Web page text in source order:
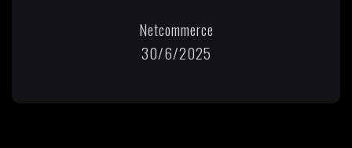
Netcommerce
30/6/2025